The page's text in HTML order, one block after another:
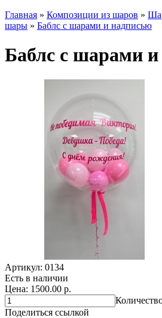
Главная » Композиции из шаров »
шары » Баблс с шарами и надписью
Баблс с шарами
Артикул: 0134
Есть в наличии
Цена: 1500.00 р.
Поделиться ссылкой